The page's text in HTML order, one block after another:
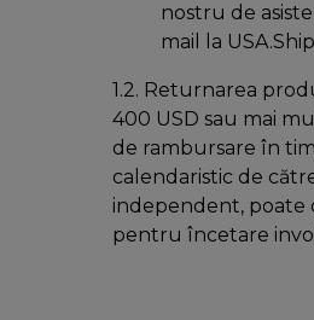
nostru de
mail la
1.2. Returnarea
400 USD sau mai
de rambursare în
calendaristic de
independent, poate
pentru încetare